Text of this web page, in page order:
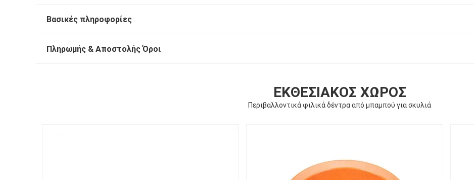
Βασικές πληροφορίες
Πληρωμής & Αποστολής Όροι
ΕΚΘΕΣΙΑΚΌΣ ΧΏΡΟΣ
Περιβαλλοντικά φιλικά δέντρα από μπαμπού για σκυλιά